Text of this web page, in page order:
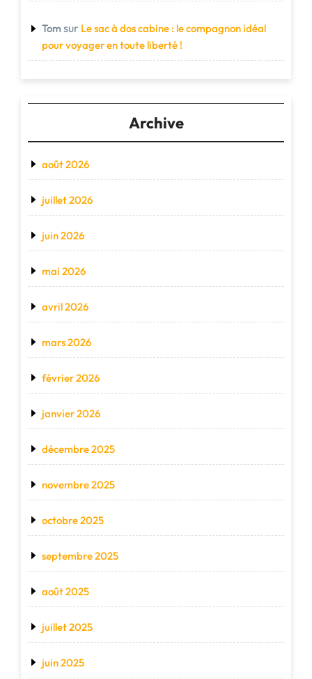
Tom sur Le sac à dos cabine : le compagnon idéal
pour voyager en toute liberté !
Archive
août 2026
juillet 2026
juin 2026
mai 2026
avril 2026
mars 2026
février 2026
janvier 2026
décembre 2025
novembre 2025
octobre 2025
septembre 2025
août 2025
juillet 2025
juin 2025